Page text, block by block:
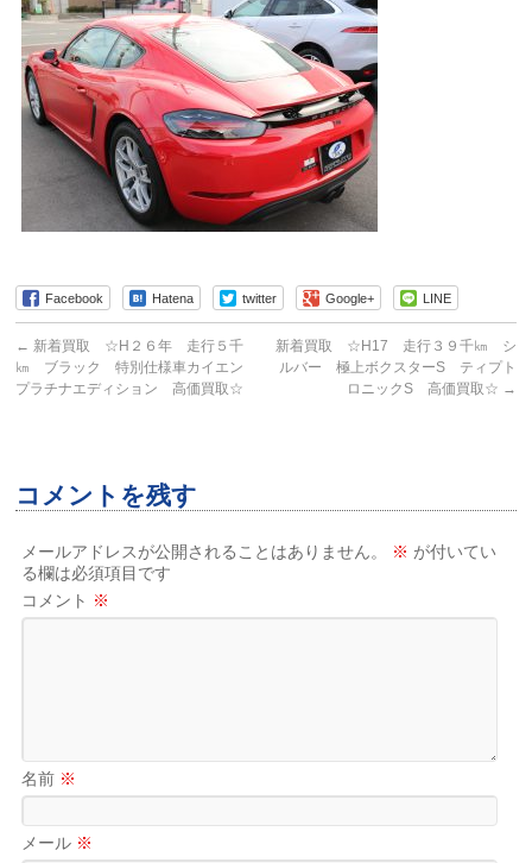
Facebook Hatena twitter Google+ LINE
← 新着買取 ☆H２６年 走行５千
㎞ ブラック 特別仕様車カイエン
プラチナエディション 高価買取☆
新着買取 ☆H17 走行３９千㎞ シ
ルバー 極上ボクスターS ティプト
ロニックS 高価買取☆ →
コメントを残す
メールアドレスが公開されることはありません。 ※ が付いてい
る欄は必須項目です
コメント ※
名前 ※
メール ※